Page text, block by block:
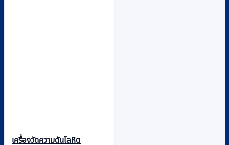
เครื่องวัดความดันโลหิต